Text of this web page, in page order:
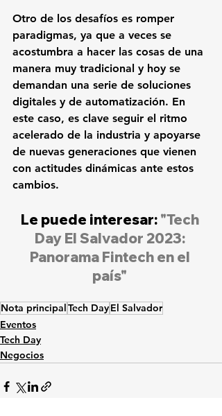
Otro de los desafíos es romper
paradigmas, ya que a veces se
acostumbra a hacer las cosas de una
manera muy tradicional y hoy se
demandan una serie de soluciones
digitales y de automatización. En
este caso, es clave seguir el ritmo
acelerado de la industria y apoyarse
de nuevas generaciones que vienen
con actitudes dinámicas ante estos
cambios.
Le puede interesar: "Tech
Day El Salvador 2023:
Panorama Fintech en el
país"
Nota principal Tech DayEl Salvador
Eventos
Tech Day
Negocios